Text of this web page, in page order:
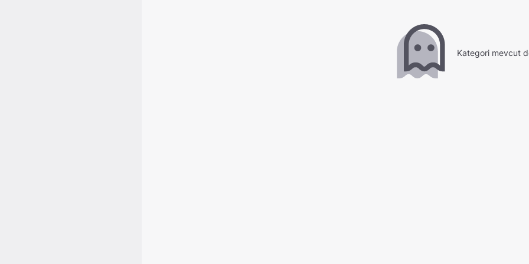
Kategori mevcut